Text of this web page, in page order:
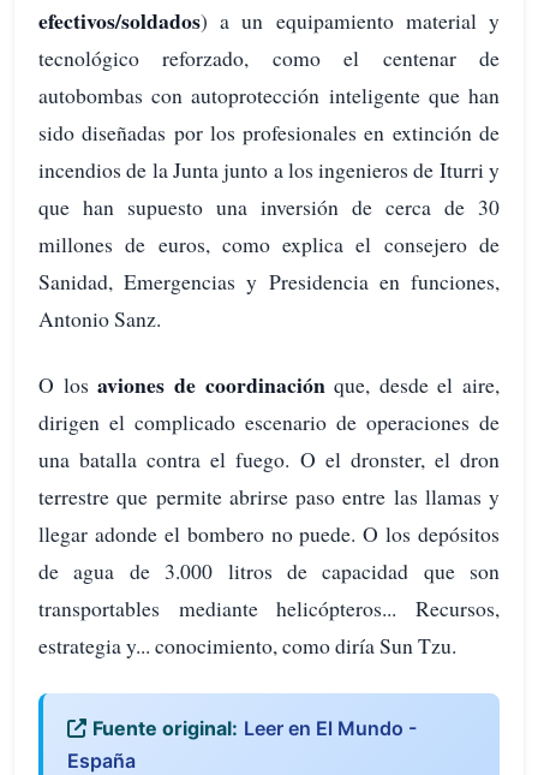
efectivos/soldados) a un equipamiento material y
tecnológico reforzado, como el centenar de
autobombas con autoprotección inteligente que han
sido diseñadas por los profesionales en extinción de
incendios de la Junta junto a los ingenieros de Iturri y
que han supuesto una inversión de cerca de 30
millones de euros, como explica el consejero de
Sanidad, Emergencias y Presidencia en funciones,
Antonio Sanz.
O losaviones de coordinaciónque, desde el aire,
dirigen el complicado escenario de operaciones de
una batalla contra el fuego. O el dronster, el dron
terrestre que permite abrirse paso entre las llamas y
llegar adonde el bombero no puede. O los depósitos
de agua de 3.000 litros de capacidad que son
transportables mediante helicópteros... Recursos,
estrategia y... conocimiento, como diría Sun Tzu.
Fuente original: Leer en El Mundo -
España